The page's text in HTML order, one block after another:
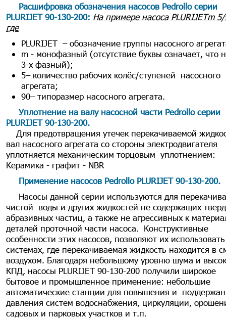
Расшифровка обозначения насосов Pedrollo серии
PLURIJET 90-130-200: На примере насоса PLURIJETm
где
PLURIJET – обозначение группы насосного
m - монофазный (отсутствие буквы означает, что
3-х фазный);
5– количество рабочих колёс/ступеней насосного
агрегата;
90– типоразмер насосного агрегата.
Уплотнение на валу насосной части Pedrollo серии
PLURIJET 90-130-200.
Для предотвращения утечек перекачиваемой
вал насосного агрегата со стороны электродвигателя
уплотняется механическим торцовым уплотнением:
Керамика - графит - NBR
Применение насосов Pedrollo PLURIJET 90-130-200.
Насосы данной серии используются для
чистой воды и других жидкостей не содержащих
абразивных частиц, а также не агрессивных к
деталей проточной части насоса. Конструктивные
особенности этих насосов, позволяют их
системах, где перекачиваемая жидкость находится в
воздухом. Благодаря небольшому уровню шума и
КПД, насосы PLURIJET 90-130-200 получили широкое
бытовое и промышленное применение: небольшие
автоматические станции для повышения и
давления систем водоснабжения, циркуляции,
садовых и парковых участков и т.п.